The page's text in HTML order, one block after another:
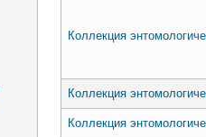
Коллекция
Коллекция
Коллекция